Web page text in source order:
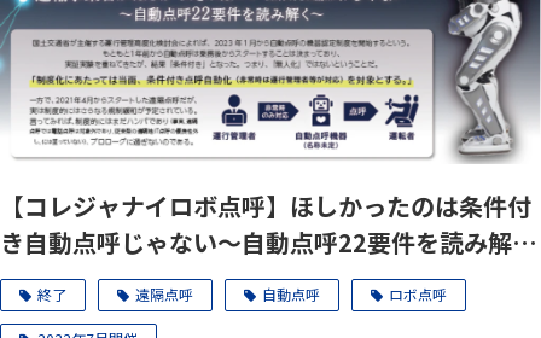
【コレジャナイロボ点呼】ほしかったのは条件付
き自動点呼じゃない～自動点呼22要件を読み解く
～7月5日（火）、21日（木
終了 遠隔点呼 自動点呼 ロボ点呼